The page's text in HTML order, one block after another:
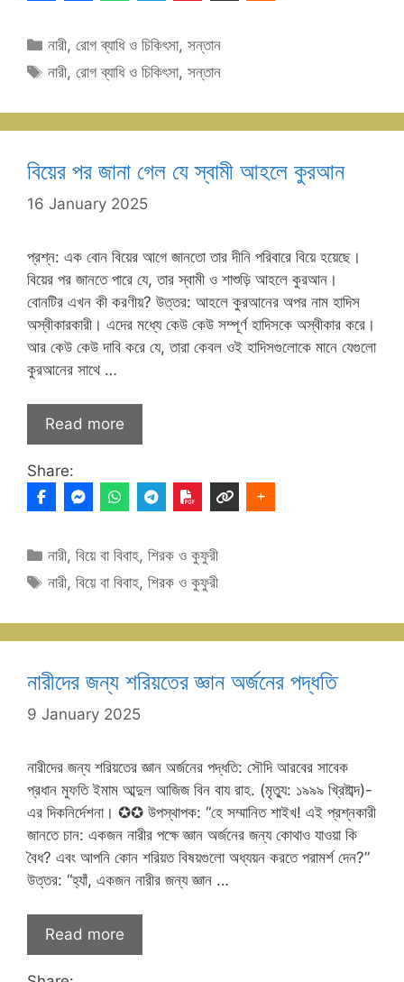
Categories
নারী,রোগ ব্যাধি ও চিকিৎসা,সন্তান
Tags
নারী,রোগ ব্যাধি ও চিকিৎসা,সন্তান
বিয়ের পর জানা গেল যে স্বামী আহলে কুরআন
16 January 2025
প্রশ্ন: এক বোন বিয়ের আগে জানতো তার দীনি পরিবারে বিয়ে হয়েছে।
বিয়ের পর জানতে পারে যে, তার স্বামী ও শাশুড়ি আহলে কুরআন।
বোনটির এখন কী করণীয়? উত্তর: আহলে কুরআনের অপর নাম হাদিস
অস্বীকারকারী। এদের মধ্যে কেউ কেউ সম্পূর্ণ হাদিসকে অস্বীকার করে।
আর কেউ কেউ দাবি করে যে, তারা কেবল ওই হাদিসগুলোকে মানে যেগুলো
কুরআনের সাথে …
Read more
Share:
Categories
নারী,বিয়ে বা বিবাহ,শিরক ও কুফুরী
Tags
নারী,বিয়ে বা বিবাহ,শিরক ও কুফুরী
নারীদের জন্য শরিয়তের জ্ঞান অর্জনের পদ্ধতি
9 January 2025
নারীদের জন্য শরিয়তের জ্ঞান অর্জনের পদ্ধতি: সৌদি আরবের সাবেক
প্রধান মুফতি ইমাম আব্দুল আজিজ বিন বায রাহ. (মৃত্যু: ১৯৯৯ খ্রিষ্টাব্দ)-
এর দিকনির্দেশনা। ✪✪ উপস্থাপক: “হে সম্মানিত শাইখ! এই প্রশ্নকারী
জানতে চান: একজন নারীর পক্ষে জ্ঞান অর্জনের জন্য কোথাও যাওয়া কি
বৈধ? এবং আপনি কোন শরিয়ত বিষয়গুলো অধ্যয়ন করতে পরামর্শ দেন?”
উত্তর: “হ্যাঁ, একজন নারীর জন্য জ্ঞান …
Read more